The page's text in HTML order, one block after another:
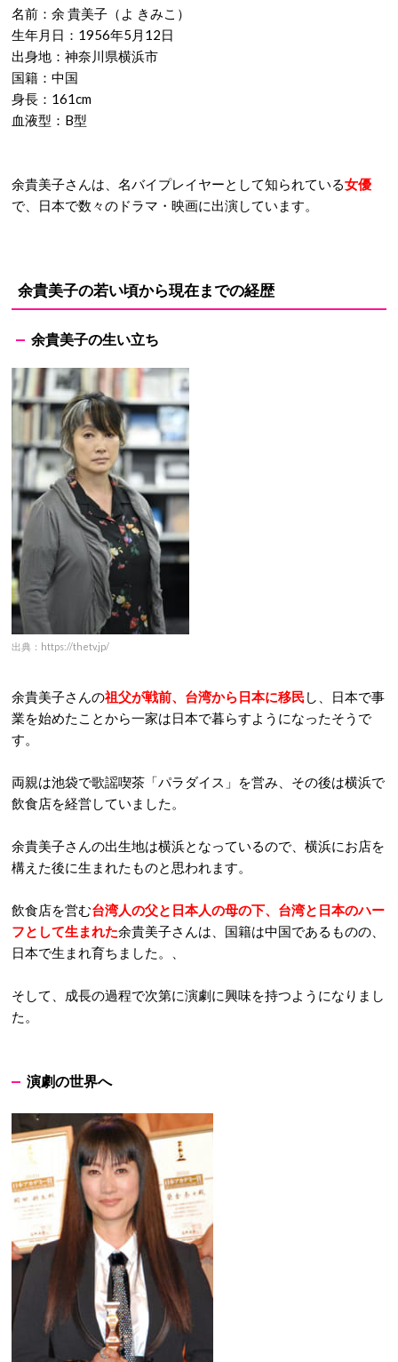
名前：余 貴美子（よ きみこ）
生年月日：1956年5月12日
出身地：神奈川県横浜市
国籍：中国
身長：161cm
血液型：B型
余貴美子さんは、名バイプレイヤーとして知られている女優
で、日本で数々のドラマ・映画に出演しています。
余貴美子の若い頃から現在までの経歴
余貴美子の生い立ち
出典：https://thetv.jp/
余貴美子さんの祖父が戦前、台湾から日本に移民し、日本で事
業を始めたことから一家は日本で暮らすようになったそうで
す。
両親は池袋で歌謡喫茶「パラダイス」を営み、その後は横浜で
飲食店を経営していました。
余貴美子さんの出生地は横浜となっているので、横浜にお店を
構えた後に生まれたものと思われます。
飲食店を営む台湾人の父と日本人の母の下、台湾と日本のハー
フとして生まれた余貴美子さんは、国籍は中国であるものの、
日本で生まれ育ちました。、
そして、成長の過程で次第に演劇に興味を持つようになりまし
た。
演劇の世界へ